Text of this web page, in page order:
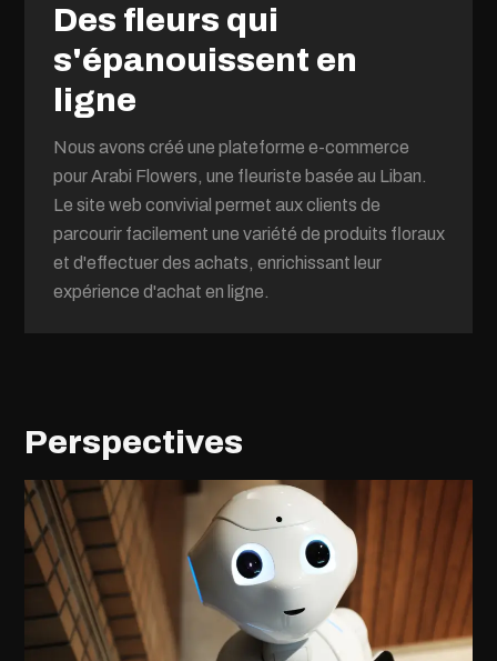
Des fleurs qui
s'épanouissent en
ligne
Nous avons créé une plateforme e-commerce
pour Arabi Flowers, une fleuriste basée au Liban.
Le site web convivial permet aux clients de
parcourir facilement une variété de produits floraux
et d'effectuer des achats, enrichissant leur
expérience d'achat en ligne.
Perspectives